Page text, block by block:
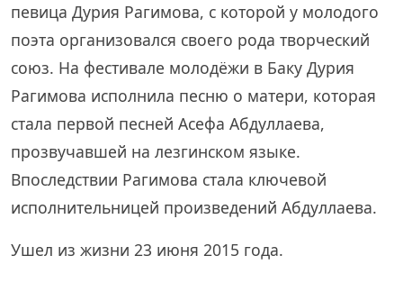
певица Дурия Рагимова, с которой у молодого
поэта организовался своего рода творческий
союз. На фестивале молодёжи в Баку Дурия
Рагимова исполнила песню о матери, которая
стала первой песней Асефа Абдуллаева,
прозвучавшей на лезгинском языке.
Впоследствии Рагимова стала ключевой
исполнительницей произведений Абдуллаева.
Ушел из жизни 23 июня 2015 года.